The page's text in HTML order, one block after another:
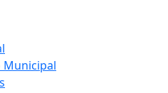
Municipal